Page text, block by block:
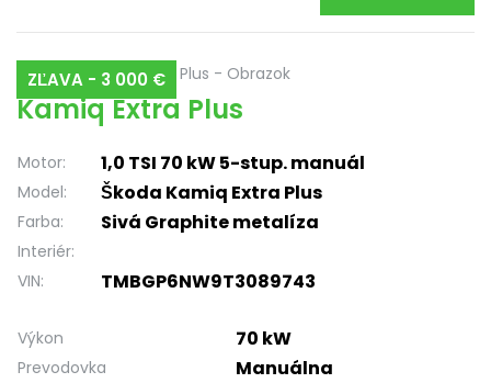
ZĽAVA - 3 000 €
Kamiq Extra Plus
Motor: 1,0 TSI 70 kW 5-stup. manuál
Model: Škoda Kamiq Extra Plus
Farba: Sivá Graphite metalíza
Interiér:
VIN:
TMBGP6NW9T3089743
Výkon 70 kW
Prevodovka Manuálna